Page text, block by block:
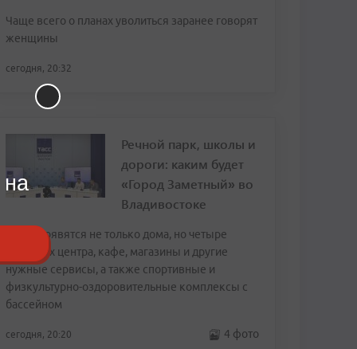
Чаще всего о планах уволиться заранее говорят
женщины
сегодня, 20:32
Речной парк, школы и
дороги: каким будет
«Город Заметный» во
Владивостоке
Здесь появятся не только дома, но четыре
торговых центра, кафе, магазины и другие
нужные сервисы, а также спортивные и
физкультурно-оздоровительные комплексы с
бассейном
сегодня, 20:20 4 фото